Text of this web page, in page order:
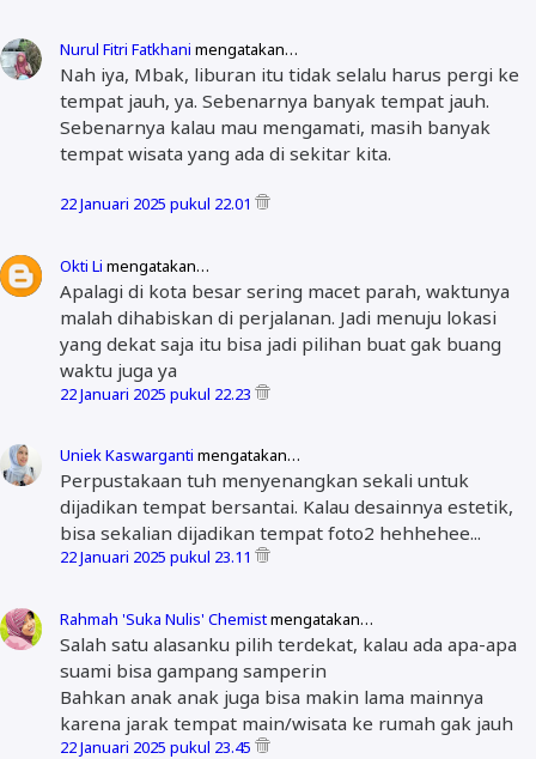
Nurul Fitri Fatkhani mengatakan…
Nah iya, Mbak, liburan itu tidak selalu harus pergi ke
tempat jauh, ya. Sebenarnya banyak tempat jauh.
Sebenarnya kalau mau mengamati, masih banyak
tempat wisata yang ada di sekitar kita.
22 Januari 2025 pukul 22.01
Okti Li mengatakan…
Apalagi di kota besar sering macet parah, waktunya
malah dihabiskan di perjalanan. Jadi menuju lokasi
yang dekat saja itu bisa jadi pilihan buat gak buang
waktu juga ya
22 Januari 2025 pukul 22.23
Uniek Kaswarganti mengatakan…
Perpustakaan tuh menyenangkan sekali untuk
dijadikan tempat bersantai. Kalau desainnya estetik,
bisa sekalian dijadikan tempat foto2 hehhehee...
22 Januari 2025 pukul 23.11
Rahmah 'Suka Nulis' Chemistmengatakan…
Salah satu alasanku pilih terdekat, kalau ada apa-apa
suami bisa gampang samperin
Bahkan anak anak juga bisa makin lama mainnya
karena jarak tempat main/wisata ke rumah gak jauh
22 Januari 2025 pukul 23.45